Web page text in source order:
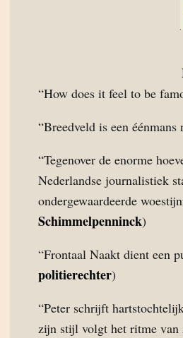
“How does it feel to be
“Breedveld is een éénmans
“Tegenover de enorme
Nederlandse journalistiek
ondergewaardeerde
Schimmelpenninck)
“Frontaal Naakt dient een
politierechter)
“Peter schrijft
zijn stijl volgt het ritme van